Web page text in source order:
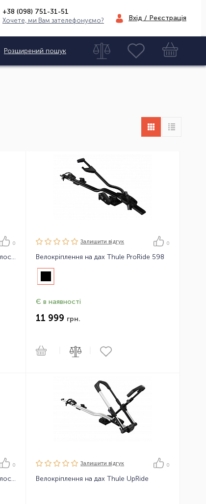
+38 (098) 751-31-51
Хочете, ми Вам зателефонуємо? Вхід / Реєстрація
Розширений пошук
0
Велокріплення на фаркоп для 2-х велосипедів Thule EasyFold XT 2B Black
Залишити вiдгук 0
Велокріплення на дах Thule ProRide 598
Є в наявності
11 999 грн.
0
Велокріплення на фаркоп для 3-х велосипедів Thule EuroWay G2 3bike 13 pin
Залишити вiдгук 0
Велокріплення на дах Thule UpRide